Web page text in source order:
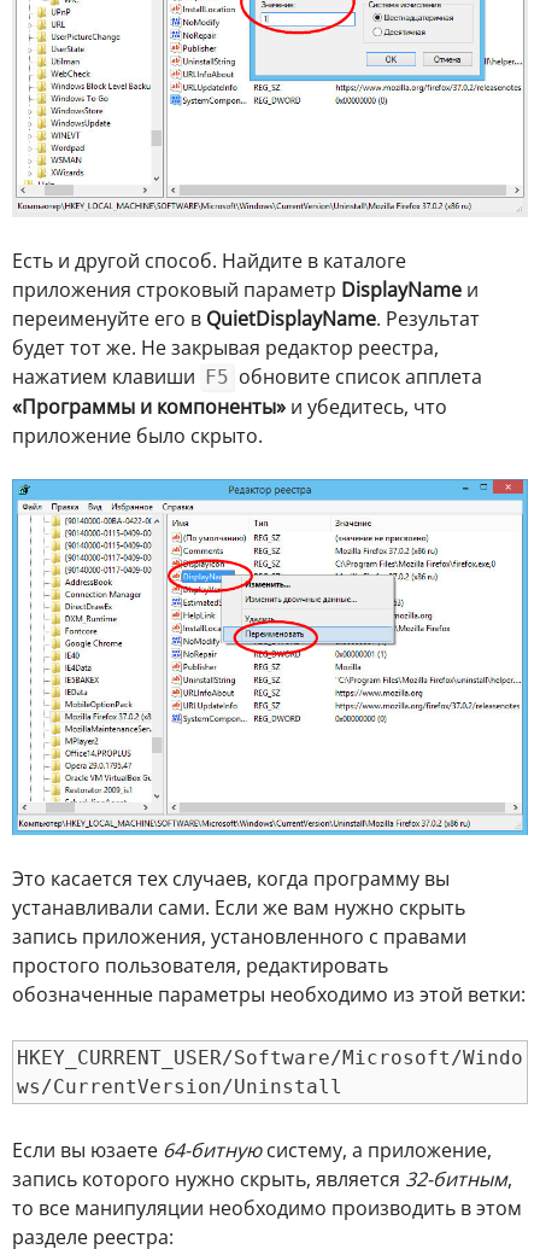
Есть и другой способ. Найдите в каталоге
приложения строковый параметр DisplayName и
переименуйте его в QuietDisplayName. Результат
будет тот же. Не закрывая редактор реестра,
нажатием клавиши F5 обновите список апплета
«Программы и компоненты» и убедитесь, что
приложение было скрыто.
Это касается тех случаев, когда программу вы
устанавливали сами. Если же вам нужно скрыть
запись приложения, установленного с правами
простого пользователя, редактировать
обозначенные параметры необходимо из этой ветки:
HKEY_CURRENT_USER/Software/Microsoft/Windo
ws/CurrentVersion/Uninstall
Если вы юзаете 64-битнуюсистему, а приложение,
запись которого нужно скрыть, является 32-битным,
то все манипуляции необходимо производить в этом
разделе реестра: